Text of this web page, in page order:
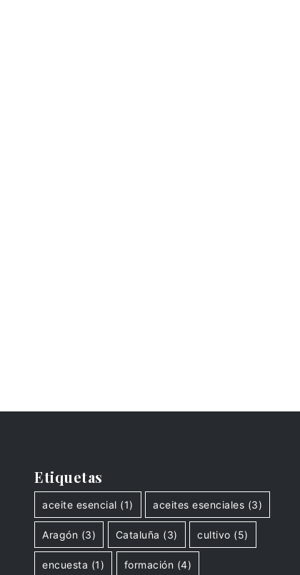
Etiquetas
aceite esencial (1) aceites esenciales (3)
Aragón (3) Cataluña (3) cultivo (5)
encuesta (1) formación (4)